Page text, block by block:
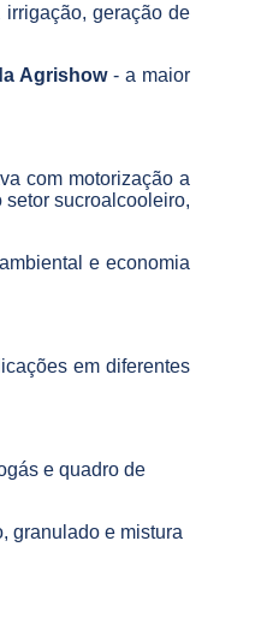
geração de
Agrishow- a maior
com motorização a
sucroalcooleiro,
e economia
em diferentes
e quadro de
granulado e mistura